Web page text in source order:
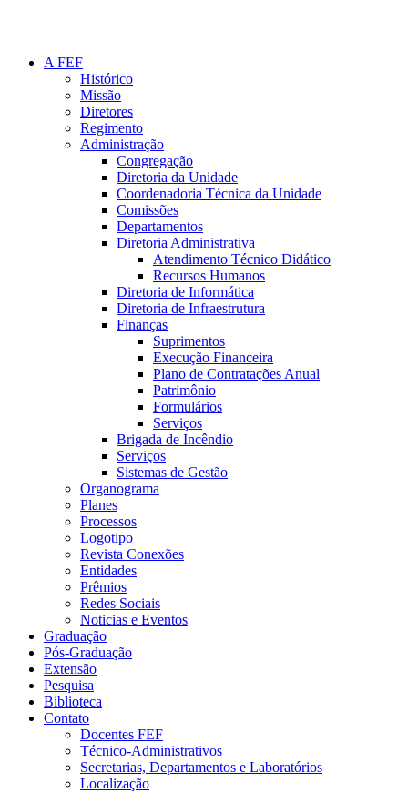
A FEF
Histórico
Missão
Diretores
Regimento
Administração
Congregação
Diretoria da Unidade
Coordenadoria Técnica da Unidade
Comissões
Departamentos
Diretoria Administrativa
Atendimento Técnico Didático
Recursos Humanos
Diretoria de Informática
Diretoria de Infraestrutura
Finanças
Suprimentos
Execução Financeira
Plano de Contratações Anual
Patrimônio
Formulários
Serviços
Brigada de Incêndio
Serviços
Sistemas de Gestão
Organograma
Planes
Processos
Logotipo
Revista Conexões
Entidades
Prêmios
Redes Sociais
Noticias e Eventos
Graduação
Pós-Graduação
Extensão
Pesquisa
Biblioteca
Contato
Docentes FEF
Técnico-Administrativos
Secretarias, Departamentos e Laboratórios
Localização